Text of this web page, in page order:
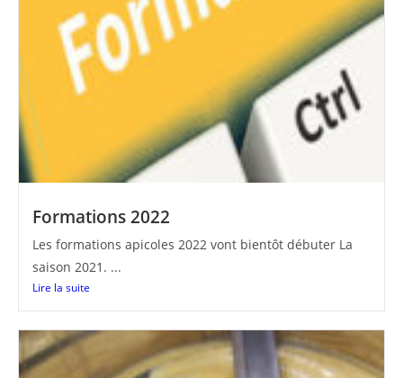
Formations 2022
Les formations apicoles 2022 vont bientôt débuter La
saison 2021. ...
Lire la suite